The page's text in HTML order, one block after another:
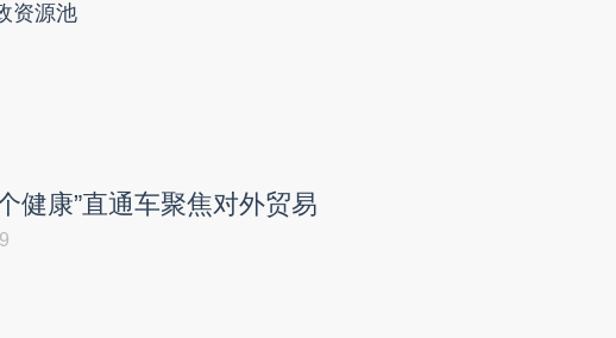
资源池
健康”直通车聚焦对外贸易